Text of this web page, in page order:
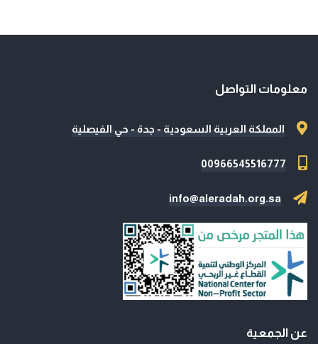
معلومات التواصل
المملكة العربية السعودية - جدة - حي الفيصلية
00966545516777
info@aleradah.org.sa
عن الجمعية